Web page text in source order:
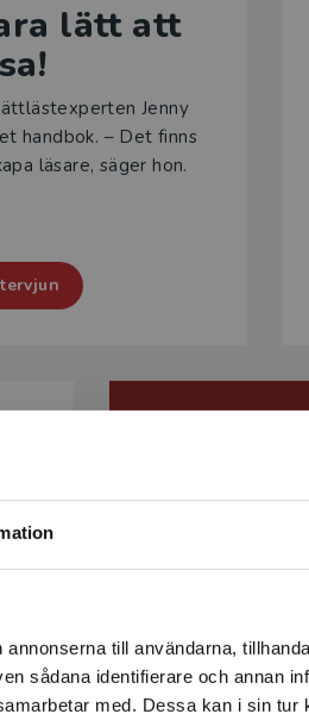
till användarna,
sådana identifierare och annan
med. Dessa kan i sin tur
studentlitteratur.se via en
inte leveranser utanför
ett köp måste
lätt att
Jenny
handbok. – Det finns
läsare, säger hon.
g
Vallmomodellen
ljudningsmetoden